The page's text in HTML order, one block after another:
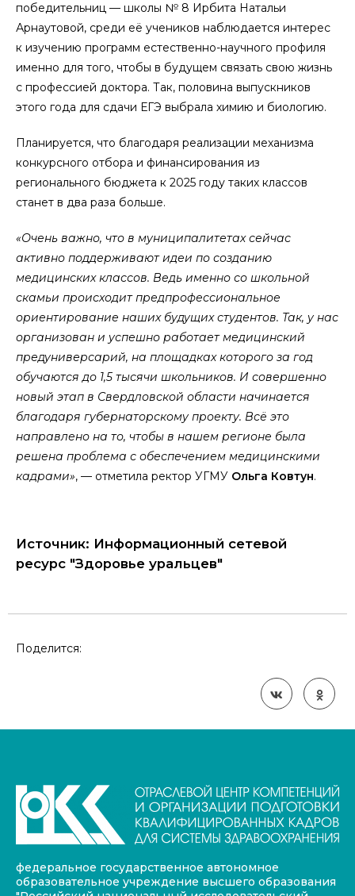
победительниц — школы № 8 Ирбита Натальи
Арнаутовой, среди её учеников наблюдается интерес
к изучению программ естественно-научного профиля
именно для того, чтобы в будущем связать свою жизнь
с профессией доктора. Так, половина выпускников
этого года для сдачи ЕГЭ выбрала химию и биологию.
Планируется, что благодаря реализации механизма
конкурсного отбора и финансирования из
регионального бюджета к 2025 году таких классов
станет в два раза больше.
«Очень важно, что в муниципалитетах сейчас
активно поддерживают идеи по созданию
медицинских классов. Ведь именно со школьной
скамьи происходит предпрофессиональное
ориентирование наших будущих студентов. Так, у нас
организован и успешно работает медицинский
предуниверсарий, на площадках которого за год
обучаются до 1,5 тысячи школьников. И совершенно
новый этап в Свердловской области начинается
благодаря губернаторскому проекту. Всё это
направлено на то, чтобы в нашем регионе была
решена проблема с обеспечением медицинскими
кадрами», — отметила ректор УГМУ Ольга Ковтун.
Источник: Информационный сетевой
ресурс "Здоровье уральцев"
Поделится:
федеральное государственное автономное
образовательное учреждение высшего образования